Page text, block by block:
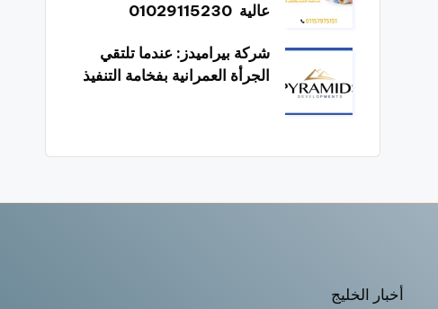
عالية 01029115230
شركة بيراميدز: عندما تلتقي
الجرأة العمرانية بفخامة التنفيذ
أخبار الخليج